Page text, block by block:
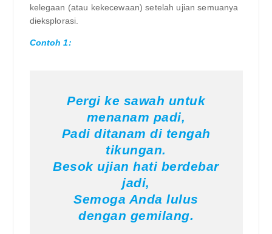
kelegaan (atau kekecewaan) setelah ujian semuanya
dieksplorasi.
Contoh 1:
Pergi ke sawah untuk
menanam padi,
Padi ditanam di tengah
tikungan.
Besok ujian hati berdebar
jadi,
Semoga Anda lulus
dengan gemilang.